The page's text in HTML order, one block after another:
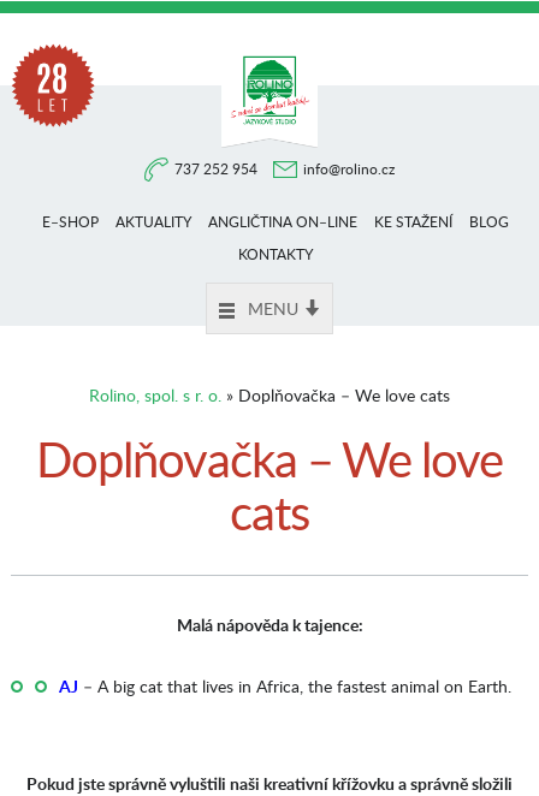
737 252 954 info@rolino.cz
E–SHOP AKTUALITY ANGLIČTINA ON–LINE KE STAŽENÍ
BLOG
KONTAKTY
MENU
Rolino, spol. s r. o. » Doplňovačka – We love cats
Doplňovačka – We love
cats
Malá nápověda k tajence:
AJ – A big cat that lives in Africa, the fastest animal on Earth.
Pokud jste správně vyluštili naši kreativní křížovku a správně složili